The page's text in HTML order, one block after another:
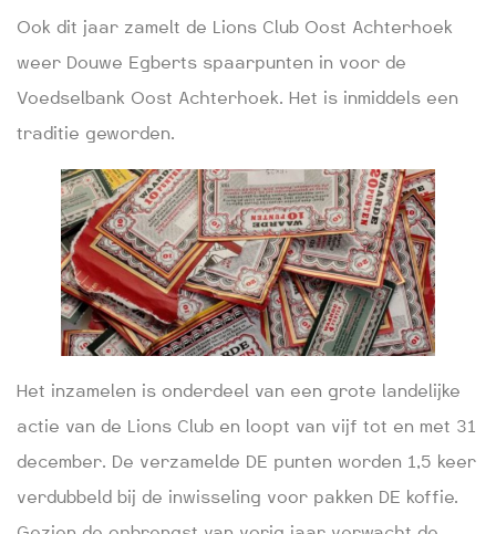
Ook dit jaar zamelt de Lions Club Oost Achterhoek
weer Douwe Egberts spaarpunten in voor de
Voedselbank Oost Achterhoek. Het is inmiddels een
traditie geworden.
Het inzamelen is onderdeel van een grote landelijke
actie van de Lions Club en loopt van vijf tot en met 31
december. De verzamelde DE punten worden 1,5 keer
verdubbeld bij de inwisseling voor pakken DE koffie.